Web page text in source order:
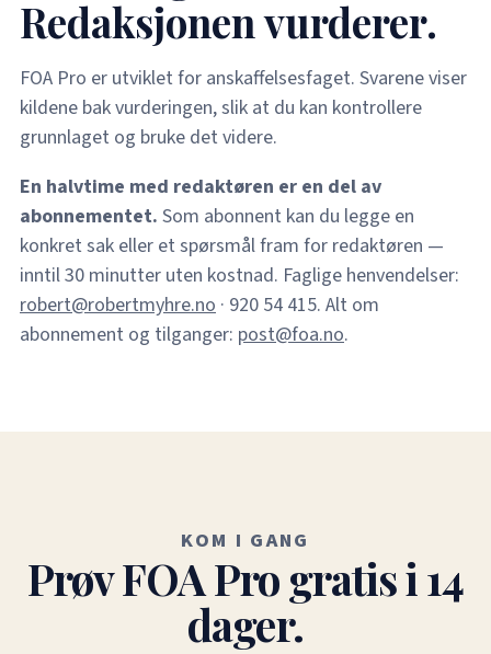
Redaksjonen vurderer.
FOA Pro er utviklet for anskaffelsesfaget. Svarene viser
kildene bak vurderingen, slik at du kan kontrollere
grunnlaget og bruke det videre.
En halvtime med redaktøren er en del av
abonnementet. Som abonnent kan du legge en
konkret sak eller et spørsmål fram for redaktøren —
inntil 30 minutter uten kostnad. Faglige henvendelser:
robert@robertmyhre.no · 920 54 415. Alt om
abonnement og tilganger: post@foa.no.
KOM I GANG
Prøv FOA Pro gratis i 14
dager.